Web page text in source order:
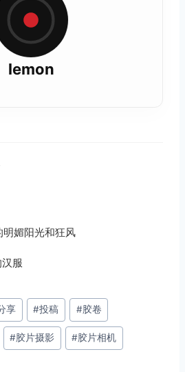
lemon
媚阳光和狂风
服
享 #投稿 #胶卷
#胶片摄影 #胶片相机